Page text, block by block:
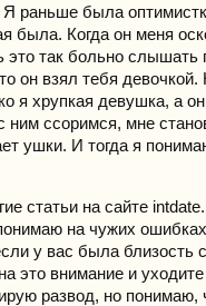
раньше была
была. Когда он меня
это так больно слышать
он взял тебя девочкой.
я хрупкая девушка, а
ним ссоримся, мне
ушки. И тогда я
статьи на сайте
на чужих
у вас была близость
это внимание и
развод, но понимаю,